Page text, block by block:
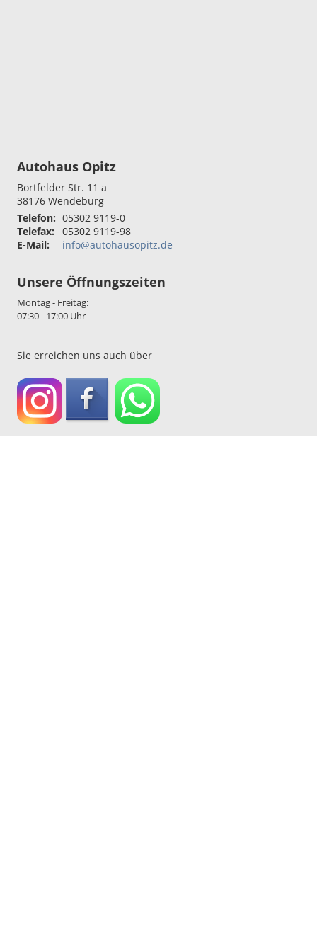
Autohaus Opitz
Bortfelder Str. 11 a
38176 Wendeburg
Telefon: 05302 9119-0
Telefax:
05302 9119-98
E-Mail:
info@autohausopitz.de
Unsere Öffnungszeiten
Montag - Freitag:
07:30 - 17:00 Uhr
Sie erreichen uns auch über